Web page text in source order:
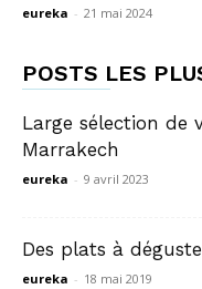
eureka - 21 mai 2024
POSTS LES
Large sélection de
Marrakech
eureka - 9 avril 2023
Des plats à
eureka - 18 mai 2019